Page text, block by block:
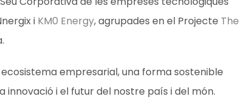
i KM0 Energy, agrupades en el Projecte The
ecosistema empresarial, una forma sostenible
innovació i el futur del nostre país i del món.